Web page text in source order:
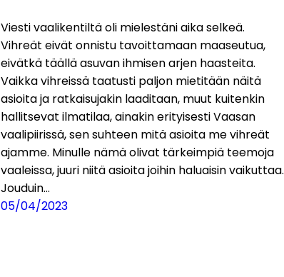
Viesti vaalikentiltä oli mielestäni aika selkeä.
Vihreät eivät onnistu tavoittamaan maaseutua,
eivätkä täällä asuvan ihmisen arjen haasteita.
Vaikka vihreissä taatusti paljon mietitään näitä
asioita ja ratkaisujakin laaditaan, muut kuitenkin
hallitsevat ilmatilaa, ainakin erityisesti Vaasan
vaalipiirissä, sen suhteen mitä asioita me vihreät
ajamme. Minulle nämä olivat tärkeimpiä teemoja
vaaleissa, juuri niitä asioita joihin haluaisin vaikuttaa.
Jouduin…
05/04/2023